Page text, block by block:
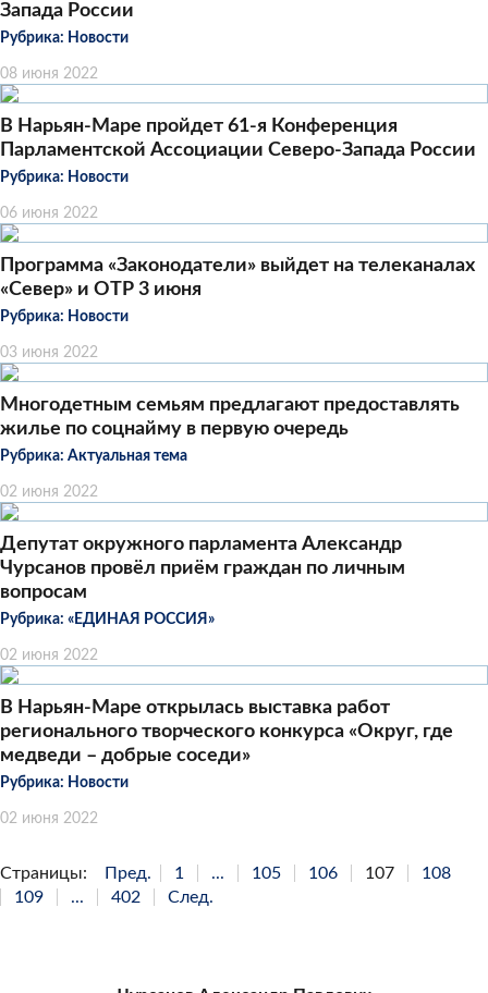
Запада России
Рубрика: Новости
08 июня 2022
В Нарьян-Маре пройдет 61-я Конференция
Парламентской Ассоциации Северо-Запада России
Рубрика: Новости
06 июня 2022
Программа «Законодатели» выйдет на телеканалах
«Север» и ОТР 3 июня
Рубрика: Новости
03 июня 2022
Многодетным семьям предлагают предоставлять
жилье по соцнайму в первую очередь
Рубрика: Актуальная тема
02 июня 2022
Депутат окружного парламента Александр
Чурсанов провёл приём граждан по личным
вопросам
Рубрика: «ЕДИНАЯ РОССИЯ»
02 июня 2022
В Нарьян-Маре открылась выставка работ
регионального творческого конкурса «Округ, где
медведи – добрые соседи»
Рубрика: Новости
02 июня 2022
Страницы: Пред. 1 ... 105 106 107
108
109
... 402 След.